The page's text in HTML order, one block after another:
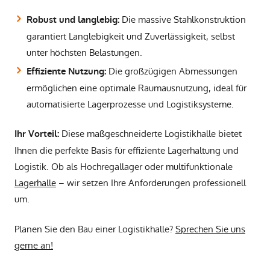
Robust und langlebig: Die massive Stahlkonstruktion
garantiert Langlebigkeit und Zuverlässigkeit, selbst
unter höchsten Belastungen.
Effiziente Nutzung: Die großzügigen Abmessungen
ermöglichen eine optimale Raumausnutzung, ideal für
automatisierte Lagerprozesse und Logistiksysteme.
Ihr Vorteil: Diese maßgeschneiderte Logistikhalle bietet
Ihnen die perfekte Basis für effiziente Lagerhaltung und
Logistik. Ob als Hochregallager oder multifunktionale
Lagerhalle – wir setzen Ihre Anforderungen professionell
um.
Planen Sie den Bau einer Logistikhalle?Sprechen Sie uns
gerne an!